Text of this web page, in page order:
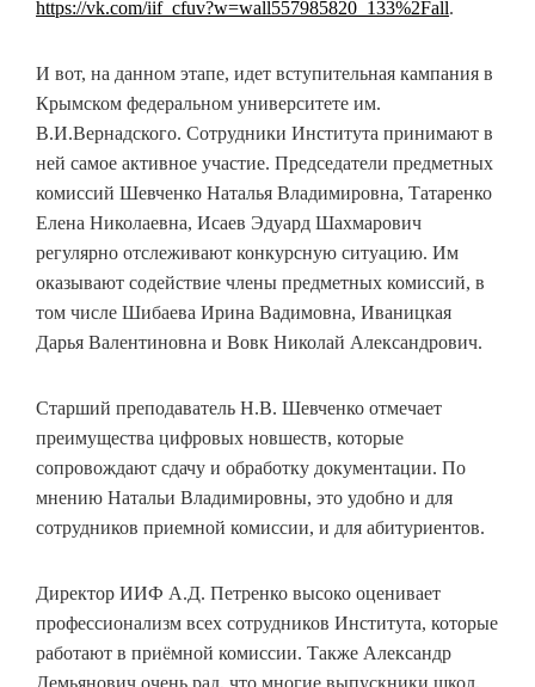
https://vk.com/iif_cfuv?w=wall557985820_133%2Fall.
И вот, на данном этапе, идет вступительная кампания в
Крымском федеральном университете им.
В.И.Вернадского. Сотрудники Института принимают в
ней самое активное участие. Председатели предметных
комиссий Шевченко Наталья Владимировна, Татаренко
Елена Николаевна, Исаев Эдуард Шахмарович
регулярно отслеживают конкурсную ситуацию. Им
оказывают содействие члены предметных комиссий, в
том числе Шибаева Ирина Вадимовна, Иваницкая
Дарья Валентиновна и Вовк Николай Александрович.
Старший преподаватель Н.В. Шевченко отмечает
преимущества цифровых новшеств, которые
сопровождают сдачу и обработку документации. По
мнению Натальи Владимировны, это удобно и для
сотрудников приемной комиссии, и для абитуриентов.
Директор ИИФ А.Д. Петренко высоко оценивает
профессионализм всех сотрудников Института, которые
работают в приёмной комиссии. Также Александр
Демьянович очень рад, что многие выпускники школ,